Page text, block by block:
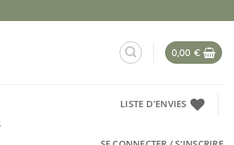
0,00 €
LISTE D'ENVIES